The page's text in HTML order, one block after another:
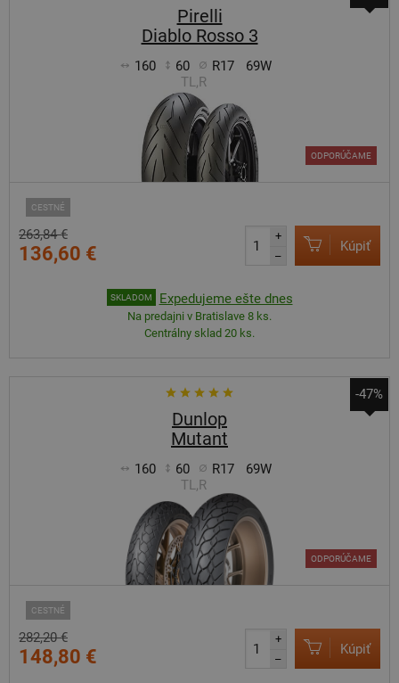
Pirelli
Diablo Rosso 3
160 60 R17
69W
TL,R
CESTNÉ
ODPORÚČAME
263,84 €
136,60 €
+
–
Kúpiť
SKLADOM Expedujeme ešte dnes
Na predajni v Bratislave 8 ks.
Centrálny sklad 20 ks.
-47%
Dunlop
Mutant
160 60 R17
69W
TL,R
CESTNÉ
ODPORÚČAME
282,20 €
148,80 €
+
–
Kúpiť